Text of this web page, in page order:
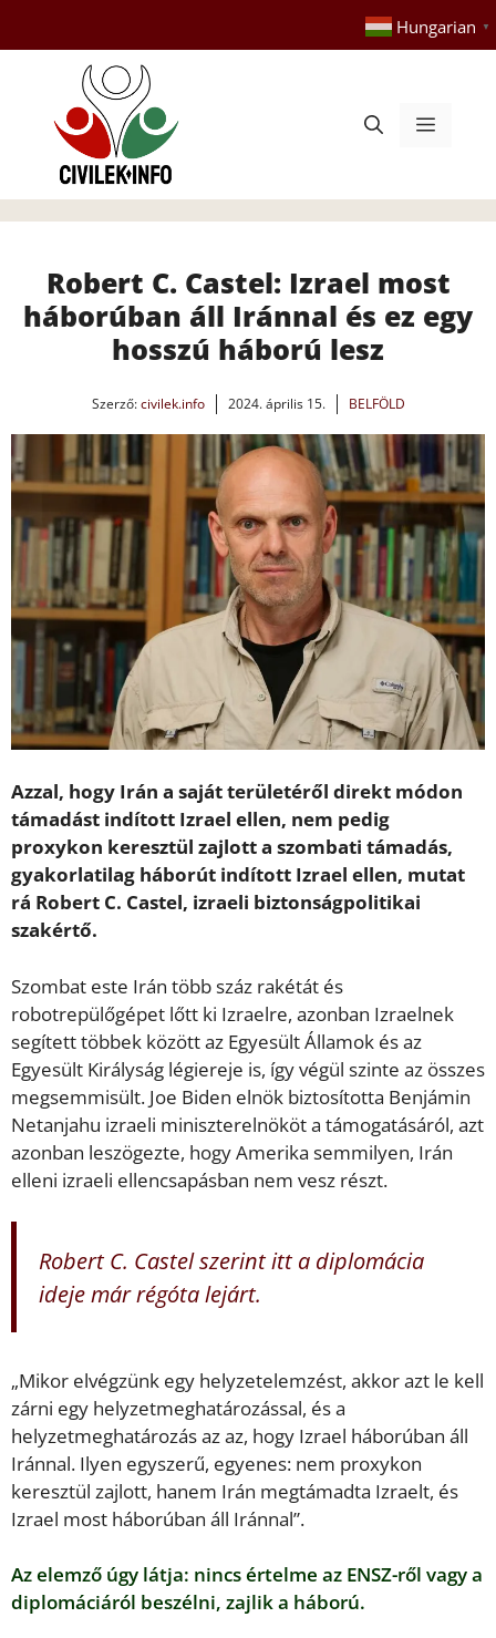
tartalomba
Hungarian ▼
Menü
Robert C. Castel: Izrael most
háborúban áll Iránnal és ez egy
hosszú háború lesz
Szerző:civilek.info 2024. április 15. BELFÖLD
Azzal, hogy Irán a saját területéről direkt módon
támadást indított Izrael ellen, nem pedig
proxykon keresztül zajlott a szombati támadás,
gyakorlatilag háborút indított Izrael ellen, mutat
rá Robert C. Castel, izraeli biztonságpolitikai
szakértő.
Szombat este Irán több száz rakétát és
robotrepülőgépet lőtt ki Izraelre, azonban Izraelnek
segített többek között az Egyesült Államok és az
Egyesült Királyság légiereje is, így végül szinte az összes
megsemmisült. Joe Biden elnök biztosította Benjámin
Netanjahu izraeli miniszterelnököt a támogatásáról, azt
azonban leszögezte, hogy Amerika semmilyen, Irán
elleni izraeli ellencsapásban nem vesz részt.
Robert C. Castel szerint itt a diplomácia
ideje már régóta lejárt.
„Mikor elvégzünk egy helyzetelemzést, akkor azt le kell
zárni egy helyzetmeghatározással, és a
helyzetmeghatározás az az, hogy Izrael háborúban áll
Iránnal. Ilyen egyszerű, egyenes: nem proxykon
keresztül zajlott, hanem Irán megtámadta Izraelt, és
Izrael most háborúban áll Iránnal”.
Az elemző úgy látja: nincs értelme az ENSZ-ről vagy a
diplomáciáról beszélni, zajlik a háború.